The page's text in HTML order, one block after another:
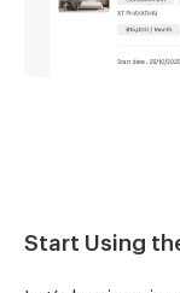
Start Using